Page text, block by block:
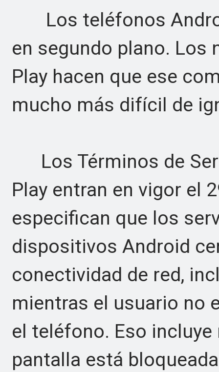
Los teléfonos
en segundo plano. Los
Play hacen que ese
mucho más difícil de
Los Términos de
Play entran en vigor el
especifican que los
dispositivos Android
conectividad de red,
mientras el usuario no
el teléfono. Eso
pantalla está